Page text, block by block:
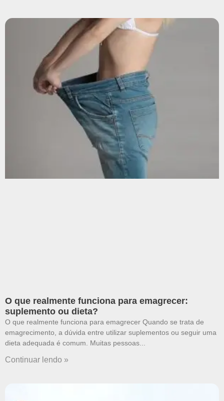
O que realmente funciona para emagrecer:
suplemento ou dieta?
O que realmente funciona para emagrecer Quando se trata de
emagrecimento, a dúvida entre utilizar suplementos ou seguir uma
dieta adequada é comum. Muitas pessoas
Continuar lendo »